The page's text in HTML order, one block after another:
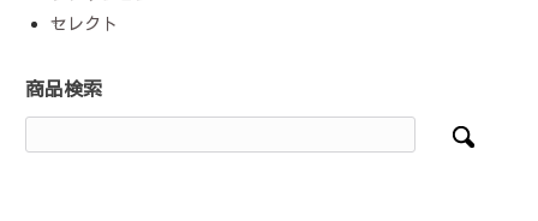
セレクト
商品検索